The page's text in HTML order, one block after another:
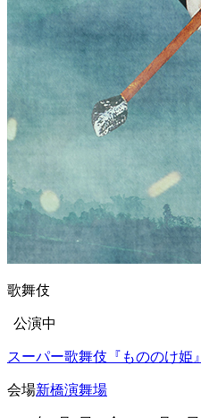
歌舞伎
公演中
スーパー歌舞伎『もののけ姫』
会場新橋演舞場